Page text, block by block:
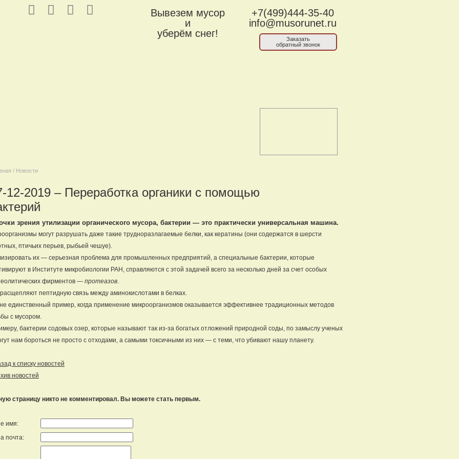
Вывезем мусор
и
уберём снег!
+7(499)444-35-40
info@musorunet.ru
Заказать
обратный звонок
/ Новости
12-2019 – Переработка органики с помощью
зрения утилизации органического мусора, бактерии — это практически универсальная машина.
могут разрушать даже такие трудноразлагаемые белки, как кератины (они содержатся в шерсти
птичьих перьев, рыбьей чешуе).
их — серьезная проблема для промышленных предприятий, а специальные бактерии, которые
в Институте микробиологии РАН, справляются с этой задачей всего за несколько дней за счет особых
фирментов — протеазов.
пептидную связь между аминокислотами в белках.
единственный пример, когда применение микроорганизмов оказывается эффективнее традиционных методов
с мусором.
бактерии содовых озер, которые называют так из-за богатых отложений природной соды, по замыслу ученых
нам бороться не просто с отходами, а самыми токсичными из них — с теми, что убивают нашу планету.
к списку новостей
новостей
страницу никто не комментировал. Вы можете стать первым.
имя:
почта: